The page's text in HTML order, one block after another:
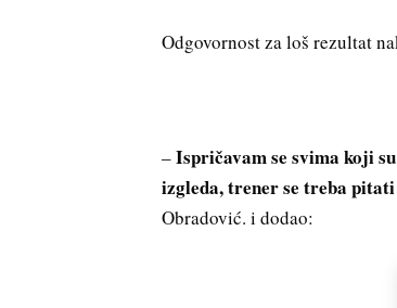
Odgovornost za loš rezultat
–Ispričavam se svima koji
izgleda, trener se treba
Obradović. i dodao: